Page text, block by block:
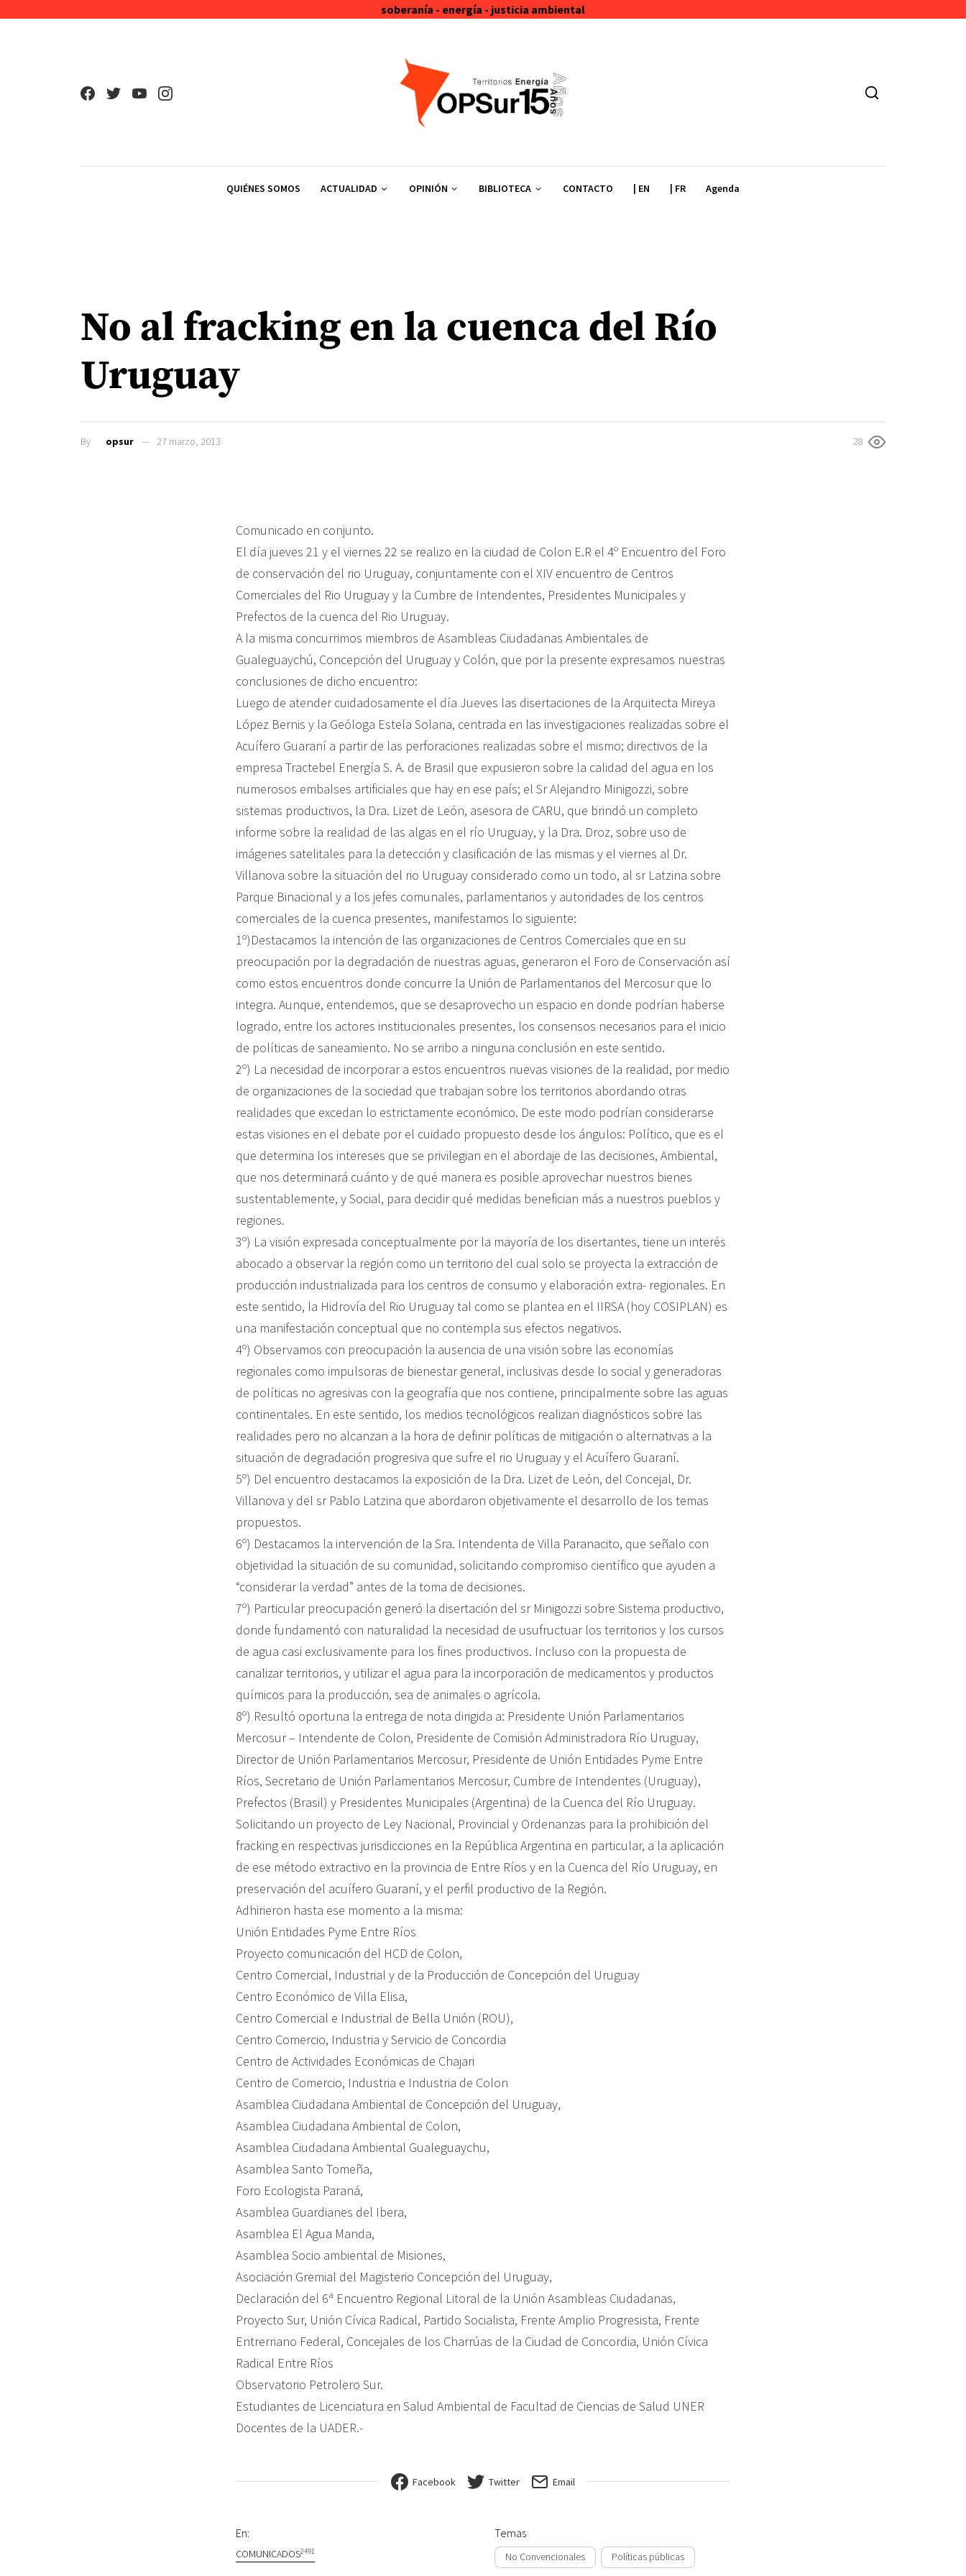
soberanía - energía - justicia ambiental
QUIÉNES SOMOS ACTUALIDAD OPINIÓN BIBLIOTECA CONTACTO | EN | FR Agenda
No al fracking en la cuenca del Río
Uruguay
By opsur 27 marzo, 2013 28
Comunicado en conjunto.
El día jueves 21 y el viernes 22 se realizo en la ciudad de Colon E.R el 4º Encuentro del Foro
de conservación del rio Uruguay, conjuntamente con el XIV encuentro de Centros
Comerciales del Rio Uruguay y la Cumbre de Intendentes, Presidentes Municipales y
Prefectos de la cuenca del Rio Uruguay.
A la misma concurrimos miembros de Asambleas Ciudadanas Ambientales de
Gualeguaychú, Concepción del Uruguay y Colón, que por la presente expresamos nuestras
conclusiones de dicho encuentro:
Luego de atender cuidadosamente el día Jueves las disertaciones de la Arquitecta Mireya
López Bernis y la Geóloga Estela Solana, centrada en las investigaciones realizadas sobre el
Acuífero Guaraní a partir de las perforaciones realizadas sobre el mismo; directivos de la
empresa Tractebel Energía S. A. de Brasil que expusieron sobre la calidad del agua en los
numerosos embalses artificiales que hay en ese país; el Sr Alejandro Minigozzi, sobre
sistemas productivos, la Dra. Lizet de León, asesora de CARU, que brindó un completo
informe sobre la realidad de las algas en el río Uruguay, y la Dra. Droz, sobre uso de
imágenes satelitales para la detección y clasificación de las mismas y el viernes al Dr.
Villanova sobre la situación del rio Uruguay considerado como un todo, al sr Latzina sobre
Parque Binacional y a los jefes comunales, parlamentarios y autoridades de los centros
comerciales de la cuenca presentes, manifestamos lo siguiente:
1º)Destacamos la intención de las organizaciones de Centros Comerciales que en su
preocupación por la degradación de nuestras aguas, generaron el Foro de Conservación así
como estos encuentros donde concurre la Unión de Parlamentarios del Mercosur que lo
integra. Aunque, entendemos, que se desaprovecho un espacio en donde podrían haberse
logrado, entre los actores institucionales presentes, los consensos necesarios para el inicio
de políticas de saneamiento. No se arribo a ninguna conclusión en este sentido.
2º) La necesidad de incorporar a estos encuentros nuevas visiones de la realidad, por medio
de organizaciones de la sociedad que trabajan sobre los territorios abordando otras
realidades que excedan lo estrictamente económico. De este modo podrían considerarse
estas visiones en el debate por el cuidado propuesto desde los ángulos: Político, que es el
que determina los intereses que se privilegian en el abordaje de las decisiones, Ambiental,
que nos determinará cuánto y de qué manera es posible aprovechar nuestros bienes
sustentablemente, y Social, para decidir qué medidas benefician más a nuestros pueblos y
regiones.
3º) La visión expresada conceptualmente por la mayoría de los disertantes, tiene un interés
abocado a observar la región como un territorio del cual solo se proyecta la extracción de
producción industrializada para los centros de consumo y elaboración extra- regionales. En
este sentido, la Hidrovía del Rio Uruguay tal como se plantea en el IIRSA (hoy COSIPLAN) es
una manifestación conceptual que no contempla sus efectos negativos.
4º) Observamos con preocupación la ausencia de una visión sobre las economías
regionales como impulsoras de bienestar general, inclusivas desde lo social y generadoras
de políticas no agresivas con la geografía que nos contiene, principalmente sobre las aguas
continentales. En este sentido, los medios tecnológicos realizan diagnósticos sobre las
realidades pero no alcanzan a la hora de definir políticas de mitigación o alternativas a la
situación de degradación progresiva que sufre el rio Uruguay y el Acuífero Guaraní.
5º) Del encuentro destacamos la exposición de la Dra. Lizet de León, del Concejal, Dr.
Villanova y del sr Pablo Latzina que abordaron objetivamente el desarrollo de los temas
propuestos.
6º) Destacamos la intervención de la Sra. Intendenta de Villa Paranacito, que señalo con
objetividad la situación de su comunidad, solicitando compromiso científico que ayuden a
“considerar la verdad” antes de la toma de decisiones.
7º) Particular preocupación generó la disertación del sr Minigozzi sobre Sistema productivo,
donde fundamentó con naturalidad la necesidad de usufructuar los territorios y los cursos
de agua casi exclusivamente para los fines productivos. Incluso con la propuesta de
canalizar territorios, y utilizar el agua para la incorporación de medicamentos y productos
químicos para la producción, sea de animales o agrícola.
8º) Resultó oportuna la entrega de nota dirigida a: Presidente Unión Parlamentarios
Mercosur – Intendente de Colon, Presidente de Comisión Administradora Río Uruguay,
Director de Unión Parlamentarios Mercosur, Presidente de Unión Entidades Pyme Entre
Ríos, Secretario de Unión Parlamentarios Mercosur, Cumbre de Intendentes (Uruguay),
Prefectos (Brasil) y Presidentes Municipales (Argentina) de la Cuenca del Río Uruguay.
Solicitando un proyecto de Ley Nacional, Provincial y Ordenanzas para la prohibición del
fracking en respectivas jurisdicciones en la República Argentina en particular, a la aplicación
de ese método extractivo en la provincia de Entre Ríos y en la Cuenca del Río Uruguay, en
preservación del acuífero Guaraní, y el perfil productivo de la Región.
Adhirieron hasta ese momento a la misma:
Unión Entidades Pyme Entre Ríos
Proyecto comunicación del HCD de Colon,
Centro Comercial, Industrial y de la Producción de Concepción del Uruguay
Centro Económico de Villa Elisa,
Centro Comercial e Industrial de Bella Unión (ROU),
Centro Comercio, Industria y Servicio de Concordia
Centro de Actividades Económicas de Chajari
Centro de Comercio, Industria e Industria de Colon
Asamblea Ciudadana Ambiental de Concepción del Uruguay,
Asamblea Ciudadana Ambiental de Colon,
Asamblea Ciudadana Ambiental Gualeguaychu,
Asamblea Santo Tomeña,
Foro Ecologista Paraná,
Asamblea Guardianes del Ibera,
Asamblea El Agua Manda,
Asamblea Socio ambiental de Misiones,
Asociación Gremial del Magisterio Concepción del Uruguay,
Declaración del 6ª Encuentro Regional Litoral de la Unión Asambleas Ciudadanas,
Proyecto Sur, Unión Cívica Radical, Partido Socialista, Frente Amplio Progresista, Frente
Entrerriano Federal, Concejales de los Charrúas de la Ciudad de Concordia, Unión Cívica
Radical Entre Ríos
Observatorio Petrolero Sur.
Estudiantes de Licenciatura en Salud Ambiental de Facultad de Ciencias de Salud UNER
Docentes de la UADER.-
Facebook Twitter Email
En:
COMUNICADOS2491
Temas
No Convencionales Políticas públicas